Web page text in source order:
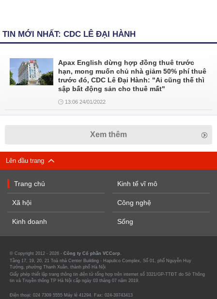
TIN MỚI NHẤT: CDC LÊ ĐẠI HÀNH
Apax English dừng hợp đồng thuê trước
hạn, mong muốn chủ nhà giảm 50% phí thuê
trước đó, CDC Lê Đại Hành: "Ai cũng thế thì
sập bất động sản cho thuê mất"
13:06 24/01/2022
Xem thêm
Lên đầu trang
Trang chủ
Xã hội
Kinh doanh
Kinh tế vĩ mô
Công nghệ
Sống
© Copyright 2012 - 2026 - Công ty Cổ phần VCCorp.
Tầng 17, 19, 20, 21 Toà nhà Center Building - Hapulico Complex, Số 01, phố Nguyễn Huy
Tưởng, phường Thanh Xuân, thành phố Hà Nội
Giấy phép thiết lập trang thông tin điện tử tổng hợp trên internet số 3321/GP-TTĐT do Sở Thông
tin và Truyền thông TP Hà Nội cấp ngày 03 tháng 07 năm 2019.
Điện thoại: 024 7309 5555 Máy lẻ 41294. Fax: 024-39743413